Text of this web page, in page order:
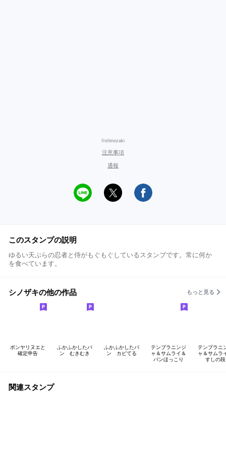
©shinozaki
注意事項
通報
このスタンプの説明
ゆるい天ぷらの忍者と侍がもぐもぐしているスタンプです。常に何か
を食べています。
シノザキの他の作品 もっと見る
ボンヤリヌエと
確定申告
ふかふかしたパ
ン むきむき
ふかふかしたパ
ン カビてる
テンプラニンジ
ャ＆サムライ＆
パンほっこり
テンプラニ
ャ＆サムラ
すしの段
関連スタンプ